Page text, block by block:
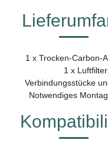
1 x Trocken-Carbon-
1 x Luftfilter
Verbindungsstücke
Notwendiges